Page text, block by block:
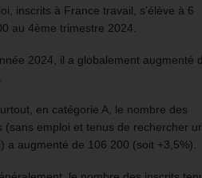
inscrits à France travail, s’élève à 6
au 4ème trimestre 2024.
2024, il a globalement augmenté
en catégorie A, le nombre des
(sans emploi et tenus de rechercher
a augmenté de 106 200 (soit +3,5%).